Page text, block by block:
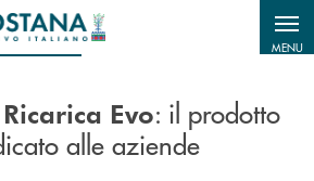
MENU
Evo: il prodotto
alle aziende